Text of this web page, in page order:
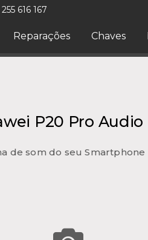
255 616 167
Reparações Chaves
P20 Pro Audio
de som do seu Smartphone